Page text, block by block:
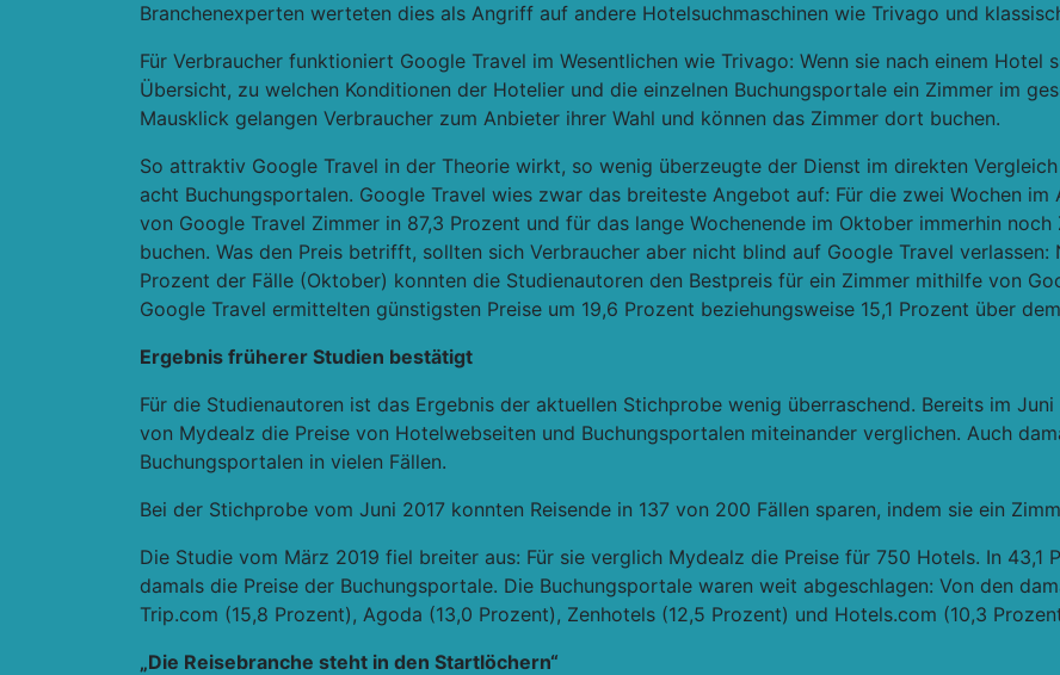
Branchenexperten werteten dies als Angriff auf andere Hotelsuchmaschinen wie Trivago und
Für Verbraucher funktioniert Google Travel im Wesentlichen wie Trivago: Wenn sie nach einem Hotel
Übersicht, zu welchen Konditionen der Hotelier und die einzelnen Buchungsportale ein Zimmer im
Mausklick gelangen Verbraucher zum Anbieter ihrer Wahl und können das Zimmer dort buchen.
So attraktiv Google Travel in der Theorie wirkt, so wenig überzeugte der Dienst im direkten
acht Buchungsportalen. Google Travel wies zwar das breiteste Angebot auf: Für die zwei Wochen
von Google Travel Zimmer in 87,3 Prozent und für das lange Wochenende im Oktober immerhin
buchen. Was den Preis betrifft, sollten sich Verbraucher aber nicht blind auf Google Travel
Prozent der Fälle (Oktober) konnten die Studienautoren den Bestpreis für ein Zimmer mithilfe von
Google Travel ermittelten günstigsten Preise um 19,6 Prozent beziehungsweise 15,1 Prozent über
Ergebnis früherer Studien bestätigt
Für die Studienautoren ist das Ergebnis der aktuellen Stichprobe wenig überraschend. Bereits im
von Mydealz die Preise von Hotelwebseiten und Buchungsportalen miteinander verglichen. Auch
Buchungsportalen in vielen Fällen.
Bei der Stichprobe vom Juni 2017 konnten Reisende in 137 von 200 Fällen sparen, indem sie ein
Die Studie vom März 2019 fiel breiter aus: Für sie verglich Mydealz die Preise für 750 Hotels. In 43,1
damals die Preise der Buchungsportale. Die Buchungsportale waren weit abgeschlagen: Von den
Trip.com (15,8 Prozent), Agoda (13,0 Prozent), Zenhotels (12,5 Prozent) und Hotels.com (10,3
„Die Reisebranche steht in den Startlöchern“